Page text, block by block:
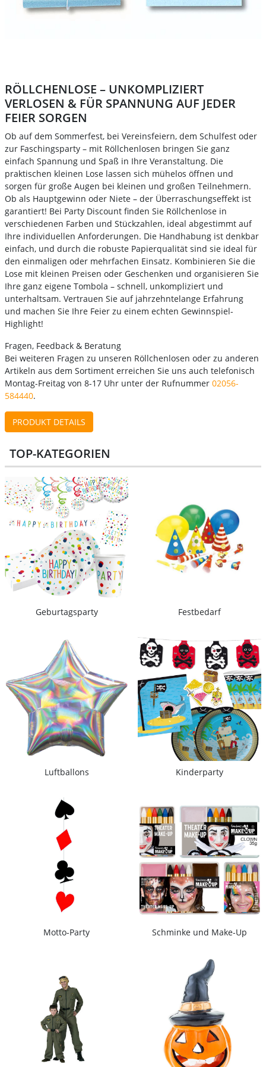
RÖLLCHENLOSE – UNKOMPLIZIERT
VERLOSEN & FÜR SPANNUNG AUF JEDER
FEIER SORGEN
Ob auf dem Sommerfest, bei Vereinsfeiern, dem Schulfest oder
zur Faschingsparty – mit Röllchenlosen bringen Sie ganz
einfach Spannung und Spaß in Ihre Veranstaltung. Die
praktischen kleinen Lose lassen sich mühelos öffnen und
sorgen für große Augen bei kleinen und großen Teilnehmern.
Ob als Hauptgewinn oder Niete – der Überraschungseffekt ist
garantiert! Bei Party Discount finden Sie Röllchenlose in
verschiedenen Farben und Stückzahlen, ideal abgestimmt auf
Ihre individuellen Anforderungen. Die Handhabung ist denkbar
einfach, und durch die robuste Papierqualität sind sie ideal für
den einmaligen oder mehrfachen Einsatz. Kombinieren Sie die
Lose mit kleinen Preisen oder Geschenken und organisieren Sie
Ihre ganz eigene Tombola – schnell, unkompliziert und
unterhaltsam. Vertrauen Sie auf jahrzehntelange Erfahrung
und machen Sie Ihre Feier zu einem echten Gewinnspiel-
Highlight!
Fragen, Feedback & Beratung
Bei weiteren Fragen zu unseren Röllchenlosen oder zu anderen
Artikeln aus dem Sortiment erreichen Sie uns auch telefonisch
Montag-Freitag von 8-17 Uhr unter der Rufnummer 02056-
584440.
PRODUKT DETAILS
TOP-KATEGORIEN
Geburtagsparty Festbedarf
Luftballons Kinderparty
Motto-Party Schminke und Make-Up